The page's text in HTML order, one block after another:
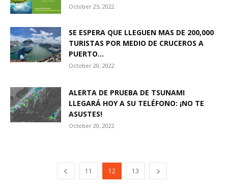
October 25, 2022
SE ESPERA QUE LLEGUEN MAS DE 200,000
TURISTAS POR MEDIO DE CRUCEROS A
PUERTO...
October 20, 2022
ALERTA DE PRUEBA DE TSUNAMI
LLEGARÁ HOY A SU TELÉFONO: ¡NO TE
ASUSTES!
October 20, 2022
11 12 13